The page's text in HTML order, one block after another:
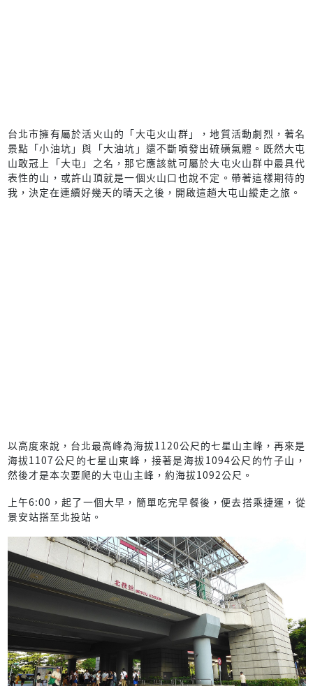
台北市擁有屬於活火山的「大屯火山群」，地質活動劇烈，著名
景點「小油坑」與「大油坑」還不斷噴發出硫磺氣體。既然大屯
山敢冠上「大屯」之名，那它應該就可屬於大屯火山群中最具代
表性的山，或許山頂就是一個火山口也說不定。帶著這樣期待的
我，決定在連續好幾天的晴天之後，開啟這趟大屯山縱走之旅。
以高度來說，台北最高峰為海拔1120公尺的七星山主峰，再來是
海拔1107公尺的七星山東峰，接著是海拔1094公尺的竹子山，
然後才是本次要爬的大屯山主峰，約海拔1092公尺。
上午6:00，起了一個大早，簡單吃完早餐後，便去搭乘捷運，從
景安站搭至北投站。